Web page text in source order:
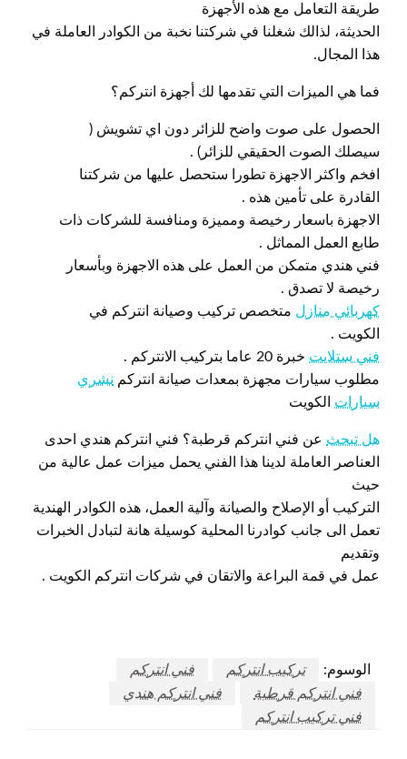
طريقة التعامل مع هذه الأجهزة
الحديثة، لذالك شغلنا في شركتنا نخبة من الكوادر العاملة في
هذا المجال.
فما هي الميزات التي تقدمها لك أجهزة انتركم؟
الحصول على صوت واضح للزائر دون اي تشويش (
سيصلك الصوت الحقيقي للزائر) .
افخم واكثر الاجهزة تطورا ستحصل عليها من شركتنا
القادرة على تأمين هذه .
الاجهزة باسعار رخيصة ومميزة ومنافسة للشركات ذات
طابع العمل المماثل .
فني هندي متمكن من العمل على هذه الاجهزة وبأسعار
رخيصة لا تصدق .
كهربائي منازل متخصص تركيب وصيانة انتركم في
الكويت .
فني ستلايت خبرة 20 عاما بتركيب الانتركم .
مطلوب سيارات مجهزة بمعدات صيانة انتركم نشري
سيارات الكويت
هل تبحث عن فني انتركم قرطبة؟ فني انتركم هندي احدى
العناصر العاملة لدينا هذا الفني يحمل ميزات عمل عالية من
حيث
التركيب أو الإصلاح والصيانة وآلية العمل، هذه الكوادر الهندية
تعمل الى جانب كوادرنا المحلية كوسيلة هانة لتبادل الخبرات
وتقديم
عمل في قمة البراعة والاتقان في شركات انتركم الكويت .
الوسوم: تركيب انتركم
فني انتركم
فني انتركم قرطبة
فني انتركم هندي
فني تركيب انتركم